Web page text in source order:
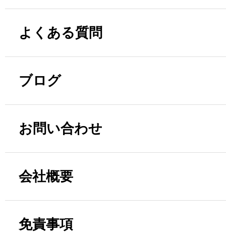
よくある質問
ブログ
お問い合わせ
会社概要
免責事項